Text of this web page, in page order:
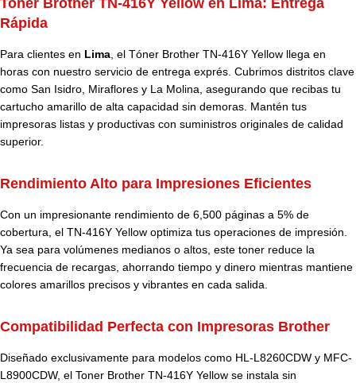
Toner Brother TN-416Y Yellow en Lima: Entrega
Rápida
Para clientes en Lima, el Tóner Brother TN-416Y Yellow llega en
horas con nuestro servicio de entrega exprés. Cubrimos distritos clave
como San Isidro, Miraflores y La Molina, asegurando que recibas tu
cartucho amarillo de alta capacidad sin demoras. Mantén tus
impresoras listas y productivas con suministros originales de calidad
superior.
Rendimiento Alto para Impresiones Eficientes
Con un impresionante rendimiento de 6,500 páginas a 5% de
cobertura, el TN-416Y Yellow optimiza tus operaciones de impresión.
Ya sea para volúmenes medianos o altos, este toner reduce la
frecuencia de recargas, ahorrando tiempo y dinero mientras mantiene
colores amarillos precisos y vibrantes en cada salida.
Compatibilidad Perfecta con Impresoras Brother
Diseñado exclusivamente para modelos como HL-L8260CDW y MFC-
L8900CDW, el Toner Brother TN-416Y Yellow se instala sin